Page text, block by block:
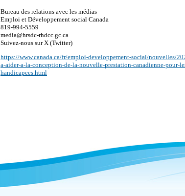
Bureau des relations avec les médias
Emploi et Développement social Canada
819-994-5559
media@hrsdc-rhdcc.gc.ca
Suivez-nous sur X (Twitter)
https://www.canada.ca/fr/emploi-developpement-social/nouvelles/
a-aider-a-la-conception-de-la-nouvelle-prestation-canadienne-pour-
handicapees.html